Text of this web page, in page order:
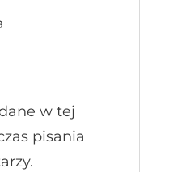
w tej
pisania